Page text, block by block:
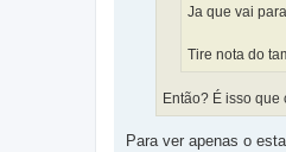
Ja que vai
Tire nota do
Então? É isso que
Para ver apenas o